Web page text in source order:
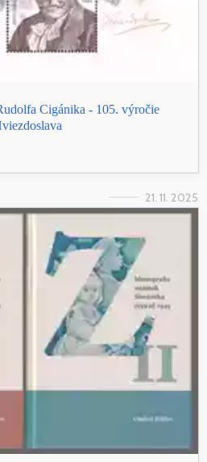
Cigánika - 105. výročie
21. 11. 2025